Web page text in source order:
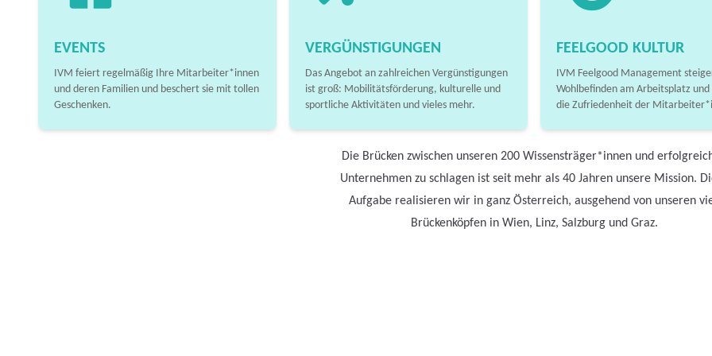
EVENTS
IVM feiert regelmäßig Ihre Mitarbeiter*innen
und deren Familien und beschert sie mit tollen
Geschenken.
VERGÜNSTIGUNGEN
Das Angebot an zahlreichen Vergünstigungen
ist groß: Mobilitätsförderung, kulturelle und
sportliche Aktivitäten und vieles mehr.
FEELGOOD KULTUR
IVM Feelgood Management
Wohlbefinden am Arbeitsplatz und
die Zufriedenheit der
Die Brücken zwischen unseren 200 Wissensträger*innen und
Unternehmen zu schlagen ist seit mehr als 40 Jahren unsere Mission.
Aufgabe realisieren wir in ganz Österreich, ausgehend von unseren
Brückenköpfen in Wien, Linz, Salzburg und Graz.